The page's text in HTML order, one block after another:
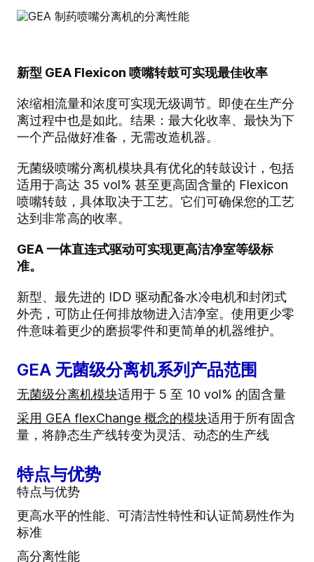
新型 GEA Flexicon 喷嘴转鼓可实现最佳收率
浓缩相流量和浓度可实现无级调节。即使在生产分
离过程中也是如此。结果：最大化收率、最快为下
一个产品做好准备，无需改造机器。
无菌级喷嘴分离机模块具有优化的转鼓设计，包括
适用于高达 35 vol% 甚至更高固含量的 Flexicon
喷嘴转鼓，具体取决于工艺。它们可确保您的工艺
达到非常高的收率。
GEA 一体直连式驱动可实现更高洁净室等级标
准。
新型、最先进的 IDD 驱动配备水冷电机和封闭式
外壳，可防止任何排放物进入洁净室。使用更少零
件意味着更少的磨损零件和更简单的机器维护。
GEA 无菌级分离机系列产品范围
无菌级分离机模块适用于 5 至 10 vol% 的固含量
采用 GEA flexChange 概念的模块适用于所有固含
量，将静态生产线转变为灵活、动态的生产线
特点与优势
特点与优势
更高水平的性能、可清洁性特性和认证简易性作为
标准
高分离性能